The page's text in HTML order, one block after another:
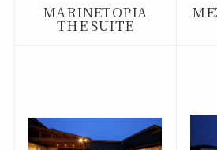
MARINETOPIA
THE SUITE